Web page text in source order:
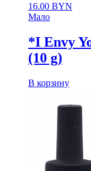
16.00 BYN
Мало
*I Envy
(10 g)
В корзину